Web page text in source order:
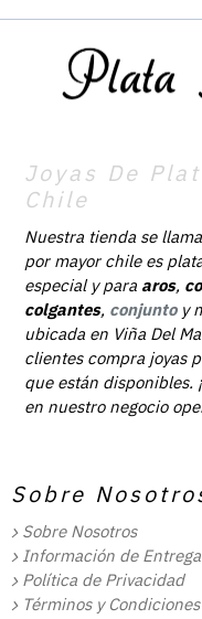
Joyas De
Chile
Nuestra tienda se llama
por mayor chile es
especial y para aros,
colgantes, conjunto y
ubicada en Viña Del
clientes compra joyas
que están disponibles.
en nuestro negocio
Sobre
Sobre Nosotros
Información de Entrega
Política de Privacidad
Términos y Condiciones